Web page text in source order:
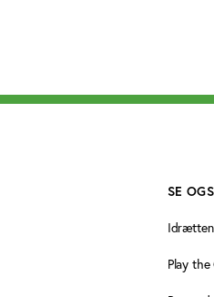
SE
Play the